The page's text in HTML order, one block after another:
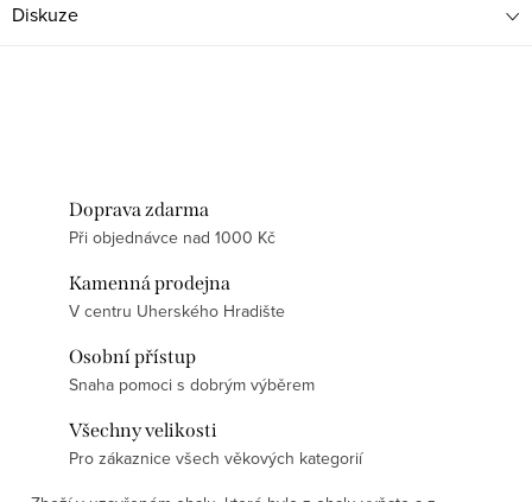
Diskuze
Doprava zdarma
Při objednávce nad 1000 Kč
Kamenná prodejna
V centru Uherského Hradište
Osobní přístup
Snaha pomoci s dobrým výběrem
Všechny velikosti
Pro zákaznice všech věkových kategorií